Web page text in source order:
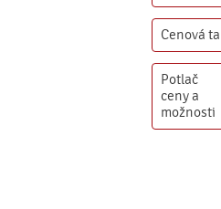
Cenová
Potlač
ceny a
možnosti